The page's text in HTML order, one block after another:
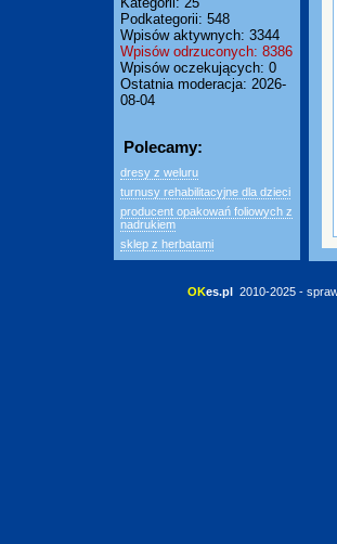
Podkategorii: 548
Wpisów aktywnych: 3344
Wpisów odrzuconych: 8386
Wpisów oczekujących: 0
Ostatnia moderacja: 2026-
08-04
Polecamy:
dresy z weluru
turnusy rehabilitacyjne dla dzieci
producent opakowań foliowych z
nadrukiem
sklep z herbatami
OKes.pl 2010-2025 -